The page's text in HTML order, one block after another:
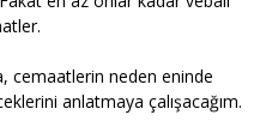
cemaatlerin neden eninde
anlatmaya çalışacağım.